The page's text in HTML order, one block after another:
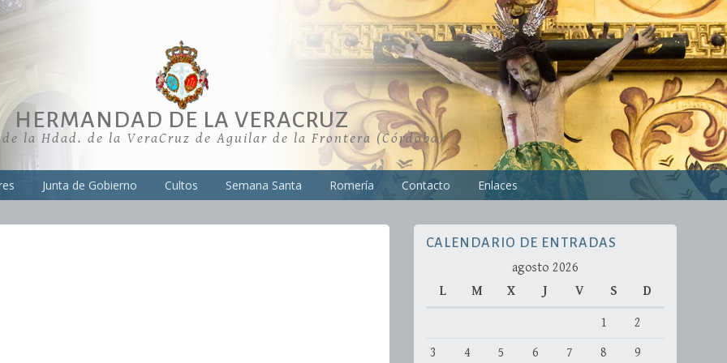
HERMANDAD DE LA VERACRUZ
la Hdad. de la VeraCruz de Aguilar de la Frontera (Córdoba)
Junta de Gobierno Cultos Semana Santa Romería Contacto Enlaces
CALENDARIO DE ENTRADAS
agosto 2026
L
M X J V S D
1
2
3
4 5 6 7 8
9